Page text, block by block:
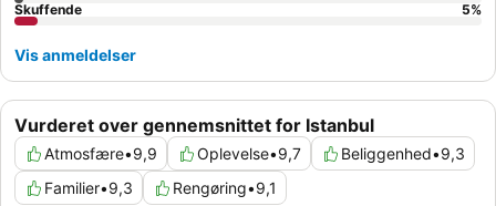
Vurderet over gennemsnittet for Istanbul
Atmosfære•9,9 Oplevelse•9,7 Beliggenhed•9,3
Familier•9,3 Rengøring•9,1
Skuffende
5%
Vis anmeldelser